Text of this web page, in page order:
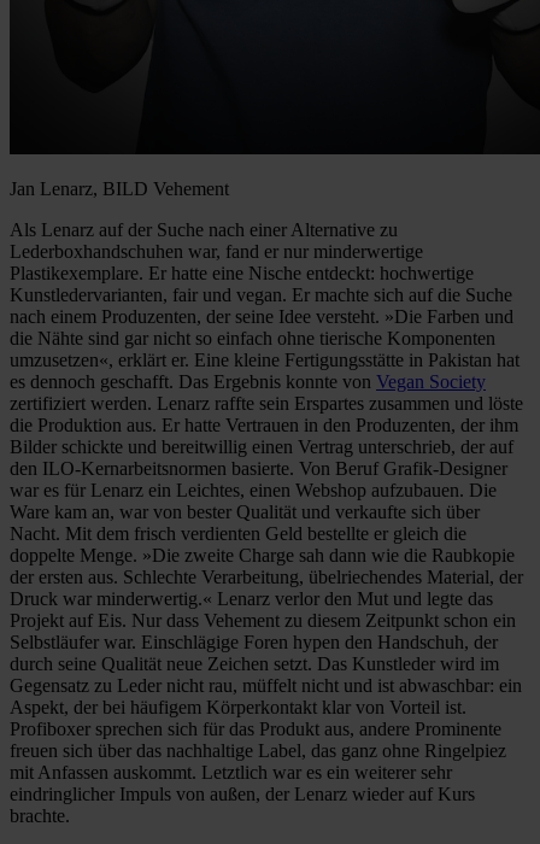
Jan Lenarz, BILD Vehement
Als Lenarz auf der Suche nach einer Alternative zu
Lederboxhandschuhen war, fand er nur minderwertige
Plastikexemplare. Er hatte eine Nische entdeckt: hochwertige
Kunstledervarianten, fair und vegan. Er machte sich auf die Suche
nach einem Produzenten, der seine Idee versteht. »Die Farben und
die Nähte sind gar nicht so einfach ohne tierische Komponenten
umzusetzen«, erklärt er. Eine kleine Fertigungsstätte in Pakistan hat
es dennoch geschafft. Das Ergebnis konnte von Vegan Society
zertifiziert werden. Lenarz raffte sein Erspartes zusammen und löste
die Produktion aus. Er hatte Vertrauen in den Produzenten, der ihm
Bilder schickte und bereitwillig einen Vertrag unterschrieb, der auf
den ILO-Kernarbeitsnormen basierte. Von Beruf Grafik-Designer
war es für Lenarz ein Leichtes, einen Webshop aufzubauen. Die
Ware kam an, war von bester Qualität und verkaufte sich über
Nacht. Mit dem frisch verdienten Geld bestellte er gleich die
doppelte Menge. »Die zweite Charge sah dann wie die Raubkopie
der ersten aus. Schlechte Verarbeitung, übelriechendes Material, der
Druck war minderwertig.« Lenarz verlor den Mut und legte das
Projekt auf Eis. Nur dass Vehement zu diesem Zeitpunkt schon ein
Selbstläufer war. Einschlägige Foren hypen den Handschuh, der
durch seine Qualität neue Zeichen setzt. Das Kunstleder wird im
Gegensatz zu Leder nicht rau, müffelt nicht und ist abwaschbar: ein
Aspekt, der bei häufigem Körperkontakt klar von Vorteil ist.
Profiboxer sprechen sich für das Produkt aus, andere Prominente
freuen sich über das nachhaltige Label, das ganz ohne Ringelpiez
mit Anfassen auskommt. Letztlich war es ein weiterer sehr
eindringlicher Impuls von außen, der Lenarz wieder auf Kurs
brachte.